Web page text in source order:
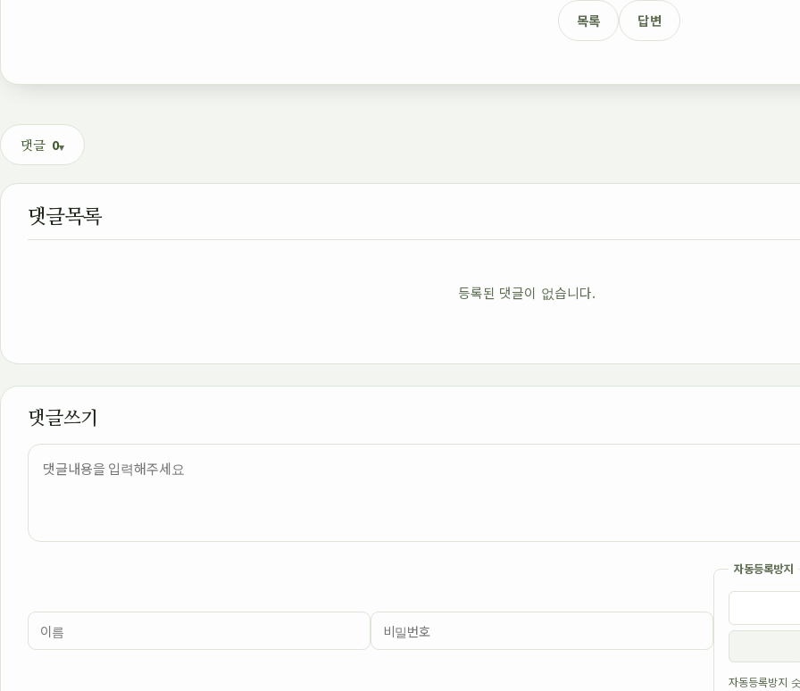
목록 답변
댓글 0
댓글목록
등록된 댓글이 없습니다.
댓글쓰기
내용
이름필수
비밀번호
자동등록방지
자동등록방지